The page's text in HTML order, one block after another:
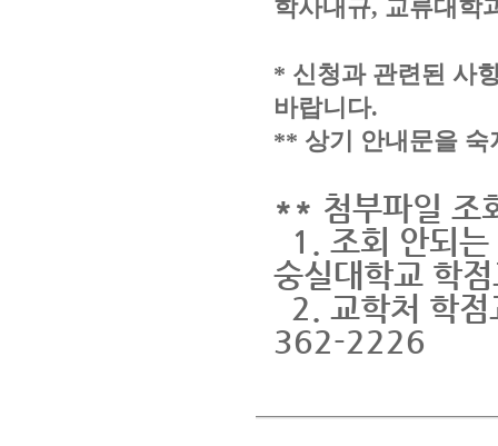
학사내규, 교류대학
* 신청과 관련된 사
바랍니다.
** 상기 안내문을 숙
** 첨부파일 조
1. 조회 안되
숭실대학교 학
2. 교학처 학
362-2226